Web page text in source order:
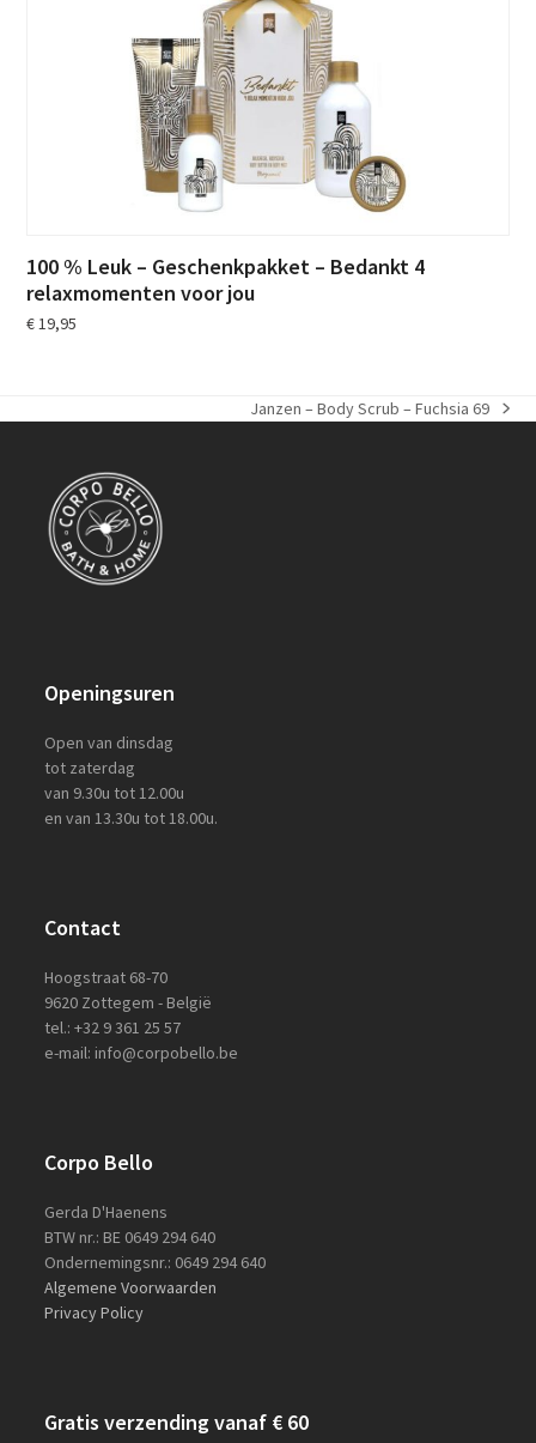
100 % Leuk – Geschenkpakket – Bedankt 4
relaxmomenten voor jou
€ 19,95
next
Janzen – Body Scrub – Fuchsia 69
Openingsuren
Open van dinsdag
tot zaterdag
van 9.30u tot 12.00u
en van 13.30u tot 18.00u.
Contact
Hoogstraat 68-70
9620 Zottegem - België
tel.: +32 9 361 25 57
e-mail: info@corpobello.be
Corpo Bello
Gerda D'Haenens
BTW nr.: BE 0649 294 640
Ondernemingsnr.: 0649 294 640
Algemene Voorwaarden
Privacy Policy
Gratis verzending vanaf € 60